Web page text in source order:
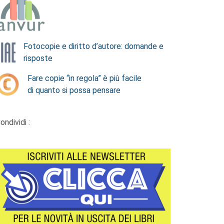
Fotocopie e diritto d’autore: domande e
risposte
Fare copie “in regola” è più facile
di quanto si possa pensare
: